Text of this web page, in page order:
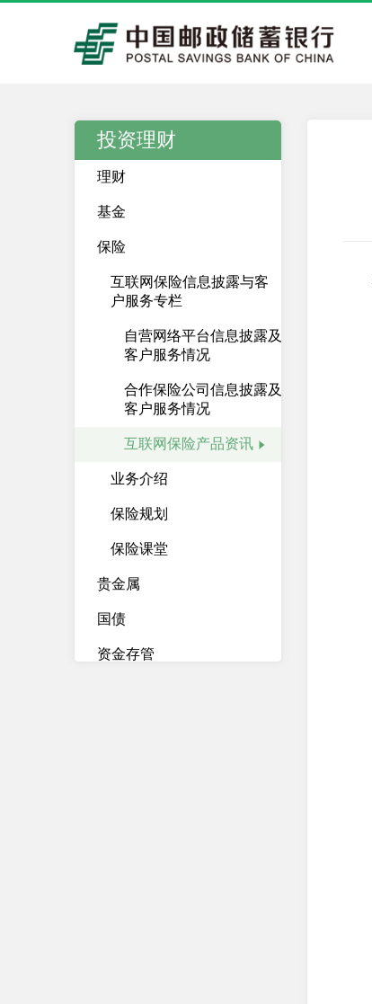
投资理财
理财
基金
保险
互联网保险信息披露与客
户服务专栏
自营网络平台信息披露及
客户服务情况
合作保险公司信息披露及
客户服务情况
互联网保险产品资讯
业务介绍
保险规划
保险课堂
贵金属
国债
资金存管